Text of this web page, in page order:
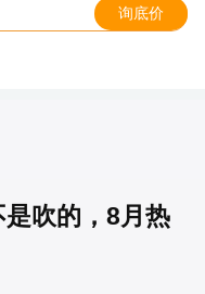
询底价
吹的，8月热